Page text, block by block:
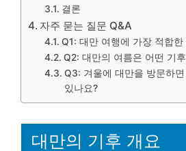
결론
자주 묻는 질문 Q&A
Q1: 대만 여행에 가장 적합
Q2: 대만의 여름은 어떤 기
Q3: 겨울에 대만을 방문하
있나요?
대만의 기후 개요